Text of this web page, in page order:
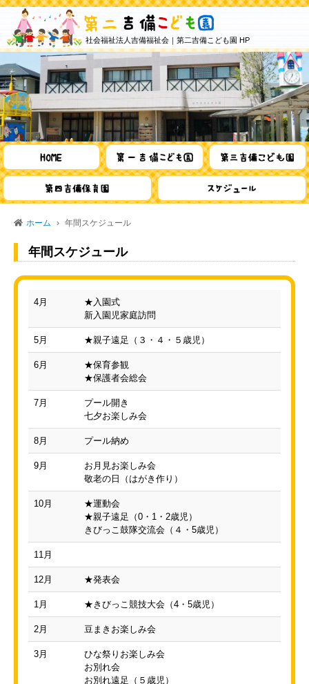
社会福祉法人吉備福祉会｜第二吉備こども園 HP
ホーム 年間スケジュール
年間スケジュール
4月
★入園式
新入園児家庭訪問
5月 ★親子遠足（３・４・５歳児）
6月
★保育参観
★保護者会総会
7月
プール開き
七夕お楽しみ会
8月 プール納め
9月
お月見お楽しみ会
敬老の日（はがき作り）
10月
★運動会
★親子遠足（0・1・2歳児）
きびっこ鼓隊交流会（４・5歳児）
11月
12月 ★発表会
1月 ★きびっこ競技大会（4・5歳児）
2月 豆まきお楽しみ会
3月
ひな祭りお楽しみ会
お別れ会
お別れ遠足（５歳児）